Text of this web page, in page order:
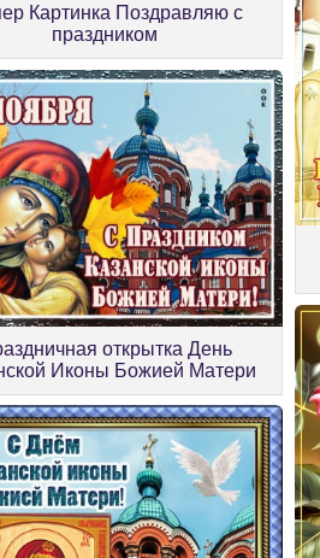
Картинка Поздравляю с
праздником
открытка День
Иконы Божией Матери